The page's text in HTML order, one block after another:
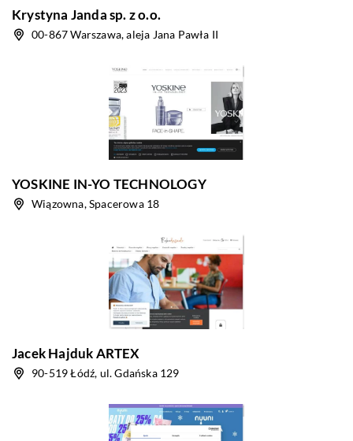
Krystyna Janda sp. z o.o.
00-867 Warszawa, aleja Jana Pawła II
YOSKINE IN-YO TECHNOLOGY
Wiązowna, Spacerowa 18
Jacek Hajduk ARTEX
90-519 Łódź, ul. Gdańska 129